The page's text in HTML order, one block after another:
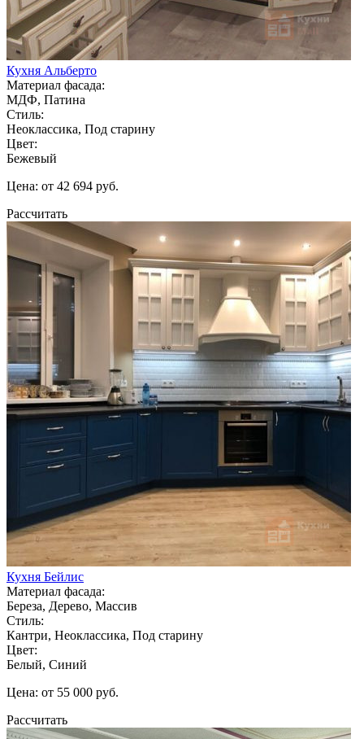
Кухня Альберто
Материал фасада:
МДФ, Патина
Стиль:
Неоклассика, Под старину
Цвет:
Бежевый
Цена: от 42 694 руб.
Рассчитать
Кухня Бейлис
Материал фасада:
Береза, Дерево, Массив
Стиль:
Кантри, Неоклассика, Под старину
Цвет:
Белый, Синий
Цена: от 55 000 руб.
Рассчитать